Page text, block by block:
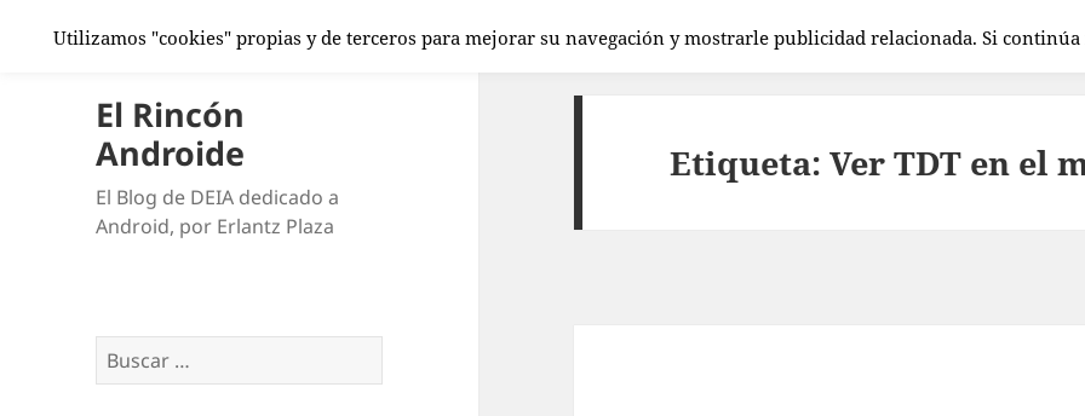
El Rincón
Androide
El Blog de DEIA dedicado a
Android, por Erlantz Plaza
Buscar:
Etiqueta:Ver TDT en el
Utilizamos "cookies" propias y de terceros para mejorar su navegación y mostrarle publicidad relacionada. Si continúa